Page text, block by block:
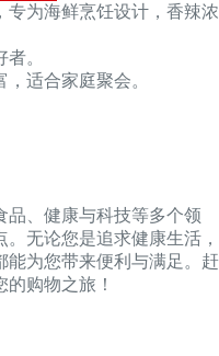
专为海鲜烹饪设计，香辣浓
。
适合家庭聚会。
品、健康与科技等多个领
无论您是追求健康生活，
能为您带来便利与满足。赶
购物之旅！